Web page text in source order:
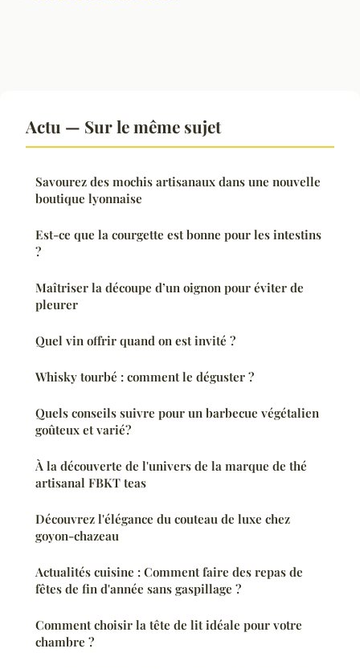
Actu — Sur le même sujet
Savourez des mochis artisanaux dans une nouvelle
boutique lyonnaise
Est-ce que la courgette est bonne pour les intestins
?
Maîtriser la découpe d’un oignon pour éviter de
pleurer
Quel vin offrir quand on est invité ?
Whisky tourbé : comment le déguster ?
Quels conseils suivre pour un barbecue végétalien
goûteux et varié?
À la découverte de l'univers de la marque de thé
artisanal FBKT teas
Découvrez l'élégance du couteau de luxe chez
goyon-chazeau
Actualités cuisine : Comment faire des repas de
fêtes de fin d'année sans gaspillage ?
Comment choisir la tête de lit idéale pour votre
chambre ?